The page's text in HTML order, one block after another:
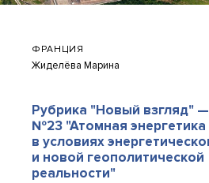
ФРАНЦИЯ
Жиделёва Марина
Рубрика "Новый взгляд"
№23 "Атомная
в условиях
и новой геополитической
реальности"